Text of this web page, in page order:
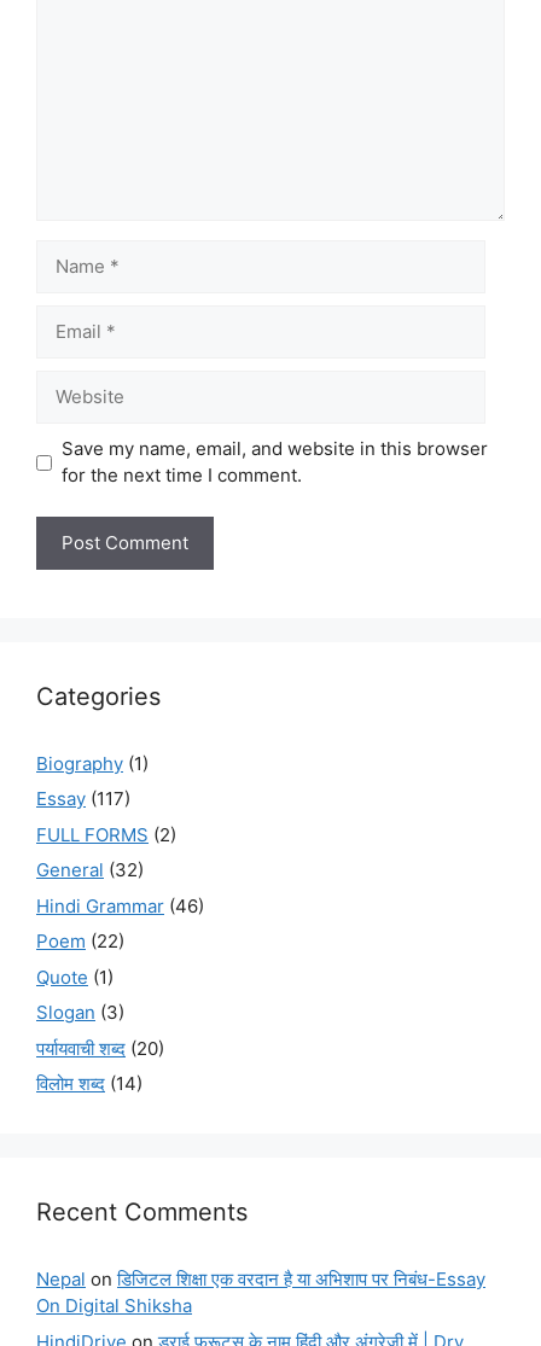
Save my name, email, and website in this browser
for the next time I comment.
Categories
Biography (1)
Essay (117)
FULL FORMS (2)
General (32)
Hindi Grammar (46)
Poem (22)
Quote (1)
Slogan (3)
पर्यायवाची शब्द (20)
विलोम शब्द (14)
Recent Comments
Nepal onडिजिटल शिक्षा एक वरदान है या अभिशाप पर निबंध-Essay
On Digital Shiksha